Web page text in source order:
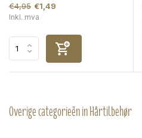
€4,95 €1,49
Inkl. mva
Overige categorieën in Hårtilbehør